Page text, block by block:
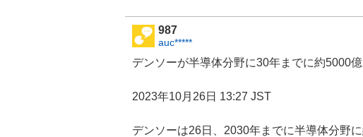
987
auc*****
デンソーが半導体分野に30年までに約5000
2023年10月26日 13:27 JST
デンソーは26日、2030年までに半導体分野